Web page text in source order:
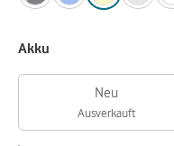
Akku
Neu
Ausverkauft